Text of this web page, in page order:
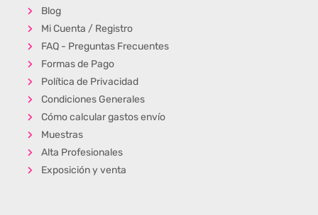
Blog
Mi Cuenta / Registro
FAQ - Preguntas Frecuentes
Formas de Pago
Política de Privacidad
Condiciones Generales
Cómo calcular gastos envío
Muestras
Alta Profesionales
Exposición y venta